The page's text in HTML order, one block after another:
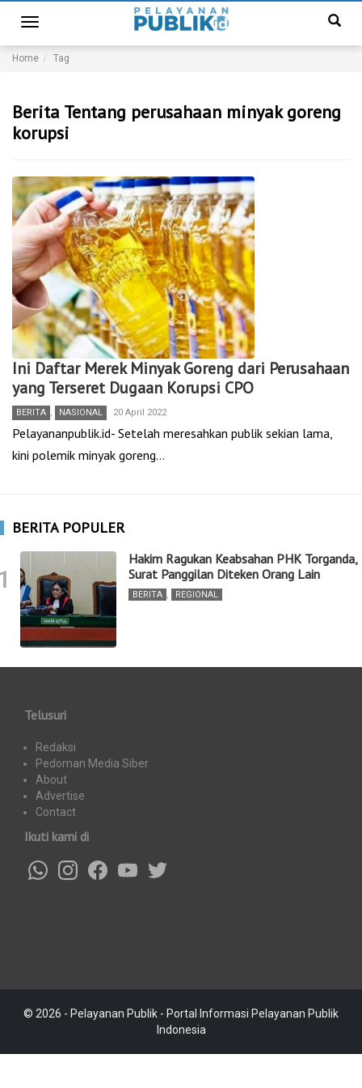
Toggle
navigation
Home Tag
Berita Tentang perusahaan minyak goreng
korupsi
Ini Daftar Merek Minyak Goreng dari Perusahaan
yang Terseret Dugaan Korupsi CPO
BERITA , NASIONAL 20 April 2022
Pelayananpublik.id- Setelah meresahkan publik sekian lama,
kini polemik minyak goreng…
BERITA POPULER
Hakim Ragukan Keabsahan PHK Torganda,
Surat Panggilan Diteken Orang Lain
BERITA , REGIONAL
Telusuri
Redaksi
Pedoman Media Siber
About
Advertise
Contact
Ikuti kami di
© 2026 - Pelayanan Publik - Portal Informasi Pelayanan Publik
Indonesia